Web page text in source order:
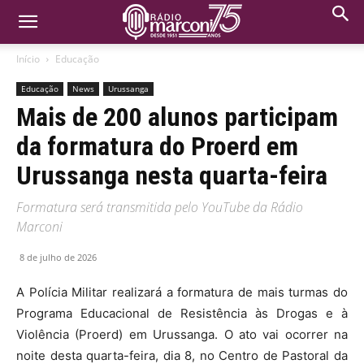
Início Educação
Educação News Urussanga
Mais de 200 alunos participam
da formatura do Proerd em
Urussanga nesta quarta-feira
Formatura será transmitida pelo YouTube da Rádio
Marconi
8 de julho de 2026
A Polícia Militar realizará a formatura de mais turmas do
Programa Educacional de Resistência às Drogas e à
Violência (Proerd) em Urussanga. O ato vai ocorrer na
noite desta quarta-feira, dia 8, no Centro de Pastoral da